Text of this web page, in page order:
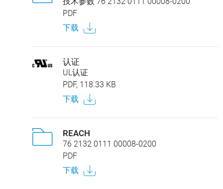
PDF
下载
认证
UL认证
PDF, 118.33 KB
下载
REACH
76 2132 0111 00008-0200
PDF
下载